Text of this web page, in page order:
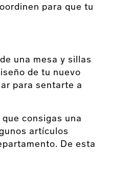
para que tu
una mesa y sillas
de tu nuevo
para sentarte a
consigas una
artículos
De esta